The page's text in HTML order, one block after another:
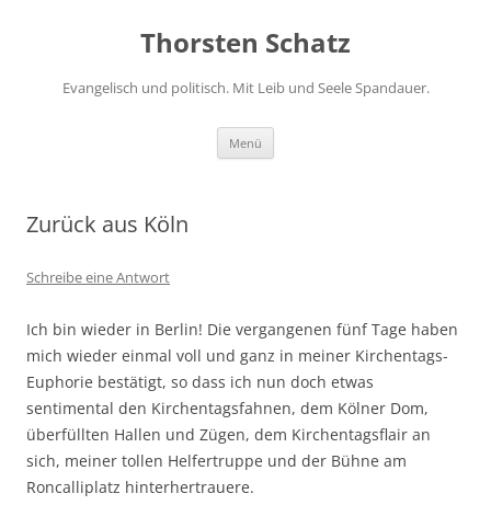
Thorsten Schatz
Evangelisch und politisch. Mit Leib und Seele Spandauer.
Menü
Zurück aus Köln
Schreibe eine Antwort
Ich bin wieder in Berlin! Die vergangenen fünf Tage haben
mich wieder einmal voll und ganz in meiner Kirchentags-
Euphorie bestätigt, so dass ich nun doch etwas
sentimental den Kirchentagsfahnen, dem Kölner Dom,
überfüllten Hallen und Zügen, dem Kirchentagsflair an
sich, meiner tollen Helfertruppe und der Bühne am
Roncalliplatz hinterhertrauere.